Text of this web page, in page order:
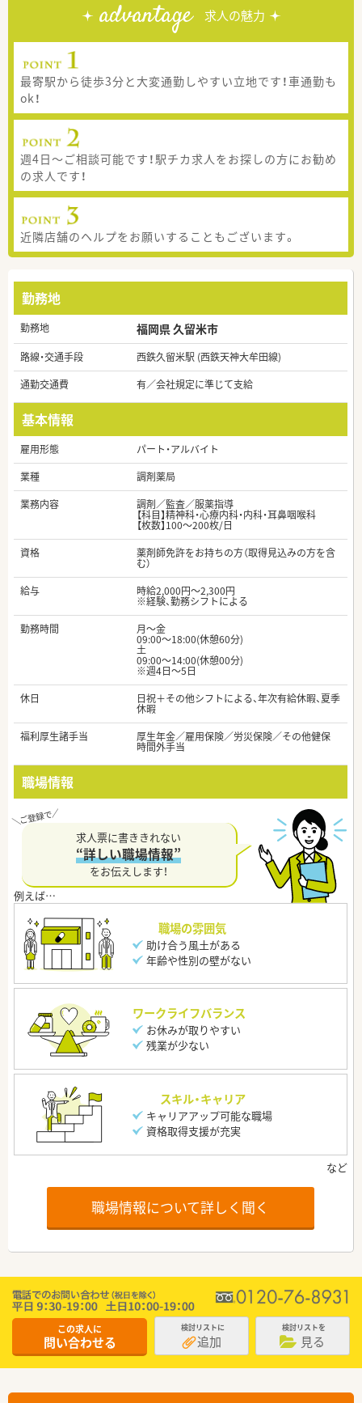
advantage 求人の魅力
最寄駅から徒歩3分と大変通勤しやすい立地です！車通勤も
ok！
週4日〜ご相談可能です！駅チカ求人をお探しの方にお勧め
の求人です！
近隣店舗のヘルプをお願いすることもございます。
勤務地
勤務地 福岡県 久留米市
路線・交通手段
西鉄久留米駅 (西鉄天神大牟田線)
通勤交通費
有／会社規定に準じて支給
基本情報
雇用形態
パート・アルバイト
業種
調剤薬局
業務内容
調剤／監査／服薬指導
【科目】精神科・心療内科・内科・耳鼻咽喉科
【枚数】100～200枚/日
資格
薬剤師免許をお持ちの方（取得見込みの方を含
む）
給与
時給2,000円～2,300円
※経験、勤務シフトによる
勤務時間
月～金
09:00～18:00(休憩60分)
土
09:00～14:00(休憩00分)
※週4日～5日
休日
日祝＋その他シフトによる、年次有給休暇、夏季
休暇
福利厚生諸手当
厚生年金／雇用保険／労災保険／その他健保
時間外手当
職場情報
求人票に書ききれない
“詳しい職場情報”
をお伝えします！
職場の雰囲気
助け合う風土がある
年齢や性別の壁がない
ワークライフバランス
お休みが取りやすい
残業が少ない
スキル・キャリア
キャリアアップ可能な職場
資格取得支援が充実
職場情報について詳しく聞く
この求人に
問い合わせる
検討リストに
追加
検討リストを
見る